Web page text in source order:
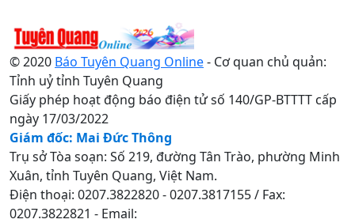
© 2020 Báo Tuyên Quang Online- Cơ quan chủ quản:
Tỉnh uỷ tỉnh Tuyên Quang
Giấy phép hoạt động báo điện tử số 140/GP-BTTTT cấp
ngày 17/03/2022
Giám đốc: Mai Đức Thông
Trụ sở Tòa soạn: Số 219, đường Tân Trào, phường Minh
Xuân, tỉnh Tuyên Quang, Việt Nam.
Điện thoại: 0207.3822820 - 0207.3817155 / Fax:
0207.3822821 - Email: